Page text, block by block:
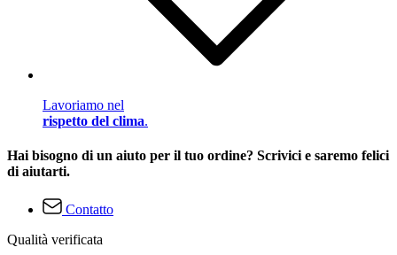
Lavoriamo nel
rispetto del clima.
Hai bisogno di un aiuto per il tuo ordine? Scrivici e saremo felici
di aiutarti.
Contatto
Qualità verificata